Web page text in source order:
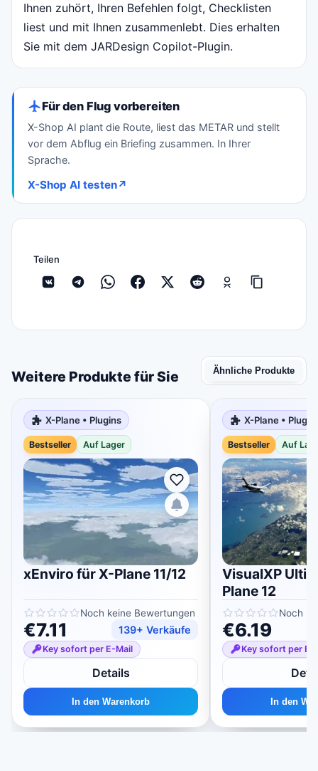
Ihnen zuhört, Ihren Befehlen folgt, Checklisten
liest und mit Ihnen zusammenlebt. Dies erhalten
Sie mit dem JARDesign Copilot-Plugin.
Für den Flug vorbereiten
X-Shop AI plant die Route, liest das METAR und stellt
vor dem Abflug ein Briefing zusammen. In Ihrer
Sprache.
X-Shop AI testen↗
Teilen
Weitere Produkte für Sie Ähnliche Produkte
X-Plane • Plugins
Bestseller Auf Lager
xEnviro für X-Plane 11/12
Noch keine Bewertungen
€7.11 139+ Verkäufe
Key sofort per E-Mail
Details
In den Warenkorb
X-Plane •
Bestseller Auf
VisualXP
Plane 12
Noch
€6.19
Key sofort per E-
In den